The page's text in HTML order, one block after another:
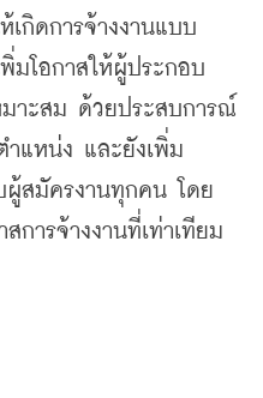
เกิดการจ้างงานแบบ
มโอกาสให้ผู้ประกอบ
มาะสม ด้วยประสบการณ์
แหน่ง และยังเพิ่ม
ผู้สมัครงานทุกคน โดย
การจ้างงานที่เท่าเทียม